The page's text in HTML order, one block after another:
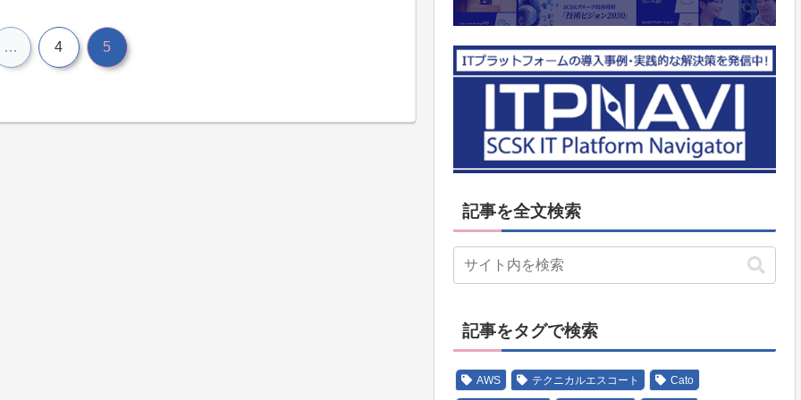
… 4 5
記事を全文検索
記事をタグで検索
AWS テクニカルエスコート Cato